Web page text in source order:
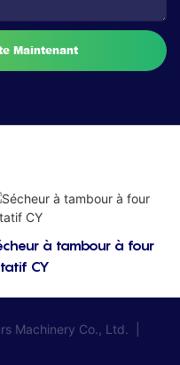
Maintenant
à tambour à four
CY
Machinery Co., Ltd.